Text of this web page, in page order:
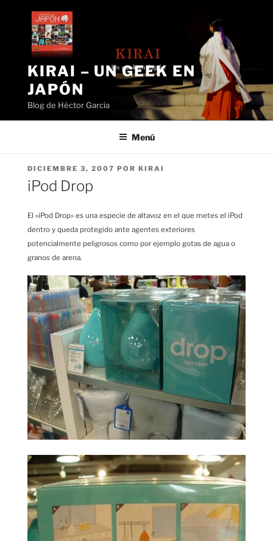
contenido
KIRAI – UN GEEK EN
JAPÓN
Blog de Héctor García
Menú
PUBLICADO
EL
DICIEMBRE 3, 2007 POR KIRAI
iPod Drop
El «iPod Drop» es una especie de altavoz en el que metes el iPod
dentro y queda protegido ante agentes exteriores
potencialmente peligrosos como por ejemplo gotas de agua o
granos de arena.